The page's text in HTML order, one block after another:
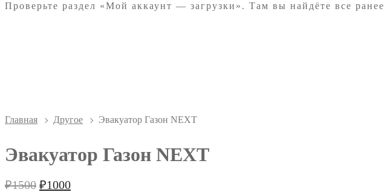
Проверьте раздел «Мой аккаунт — загрузки». Там вы найдёте все
Главная Другое Эвакуатор Газон NEXT
Эвакуатор Газон NEXT
₽1500 Первоначальная
₽1000Текущая